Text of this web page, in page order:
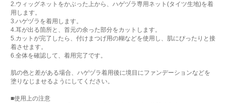
2.ウィッグネットをかぶった上から、ハゲヅラ専用ネット(タイツ生地)を着
用します。
3.ハゲヅラを着用します。
4.耳が出る箇所と、首元の余った部分をカットします。
5.カットが完了したら、付けまつげ用の糊などを使用し、肌にぴったりと接
着させます。
6.全体を確認して、着用完了です。
肌の色と差がある場合、ハゲヅラ着用後に境目にファンデーションなどを
塗りなじませるようにしてください。
■使用上の注意